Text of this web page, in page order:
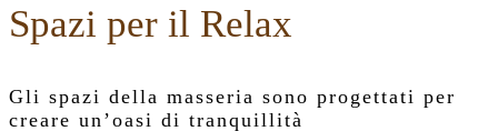
Spazi per il Relax
Gli spazi della masseria sono progettati per
creare un’oasi di tranquillità